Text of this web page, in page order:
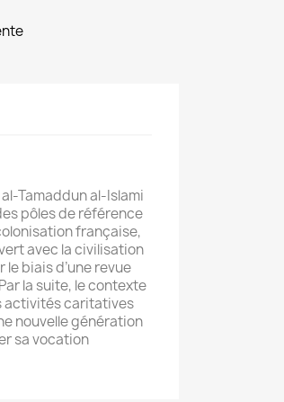
Tamaddun al-Islami
pôles de référence
française,
avec la civilisation
biais d’une revue
la suite, le contexte
activités caritatives
nouvelle génération
sa vocation